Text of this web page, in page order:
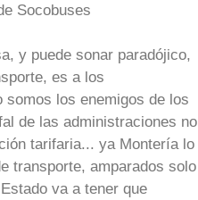
Socobuses
y puede sonar paradójico,
es a los
los enemigos de los
de las administraciones no
tarifaria... ya Montería lo
transporte, amparados solo
va a tener que